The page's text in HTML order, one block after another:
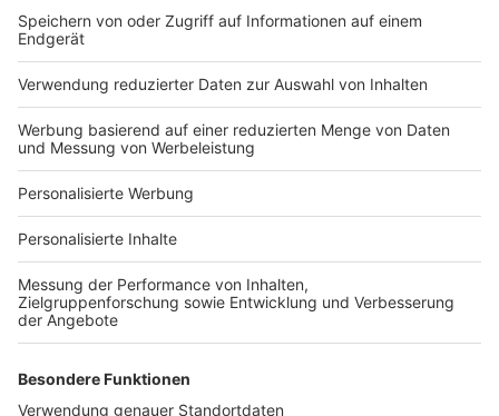
Bauprojekt-Quiz
Häuser-Suche
Hausanbieter-Suche
Bauprojekt-Profil
Für Unternehmen
Ihre Baufirma auf bauen.de
Kostenloses Infogespräch